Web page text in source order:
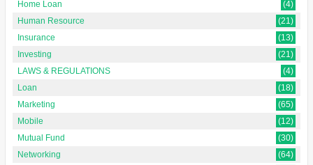
Home Loan
(4)
Human Resource
(21)
Insurance
(13)
Investing
(21)
LAWS & REGULATIONS
(4)
Loan
(18)
Marketing
(65)
Mobile
(12)
Mutual Fund
(30)
Networking
(64)